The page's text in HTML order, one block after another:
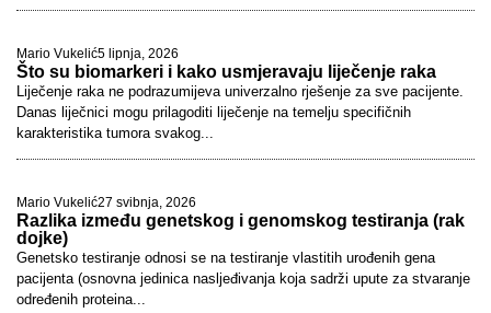
Mario Vukelić5 lipnja, 2026
Što su biomarkeri i kako usmjeravaju liječenje raka
Liječenje raka ne podrazumijeva univerzalno rješenje za sve pacijente.
Danas liječnici mogu prilagoditi liječenje na temelju specifičnih
karakteristika tumora svakog...
Mario Vukelić27 svibnja, 2026
Razlika između genetskog i genomskog testiranja (rak
dojke)
Genetsko testiranje odnosi se na testiranje vlastitih urođenih gena
pacijenta (osnovna jedinica nasljeđivanja koja sadrži upute za stvaranje
određenih proteina...